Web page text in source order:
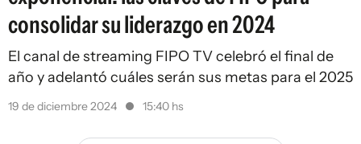
consolidar su liderazgo en 2024
El canal de streaming FIPO TV celebró el final de
año y adelantó cuáles serán sus metas para el 2025
19 de diciembre 2024 15:40 hs